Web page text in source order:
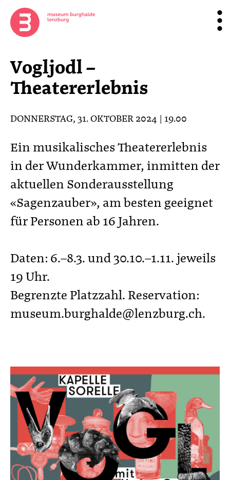
Vogljodl –
Theatererlebnis
DONNERSTAG, 31. OKTOBER 2024 | 19.00
Ein musikalisches Theatererlebnis
in der Wunderkammer, inmitten der
aktuellen Sonderausstellung
«Sagenzauber», am besten geeignet
für Personen ab 16 Jahren.
Daten: 6.–8.3. und 30.10.–1.11. jeweils
19 Uhr.
Begrenzte Platzzahl. Reservation:
museum.burghalde@lenzburg.ch.